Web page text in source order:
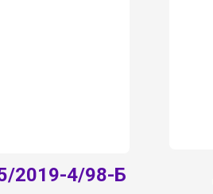
2019-4/98-Б